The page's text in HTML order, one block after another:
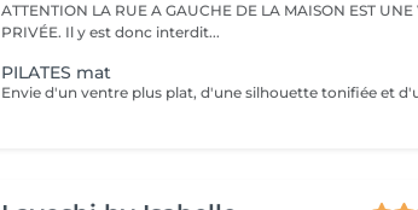
ATTENTION LA RUE A GAUCHE DE LA MAISON EST UNE
PRIVÉE. Il y est donc interdit...
PILATES mat